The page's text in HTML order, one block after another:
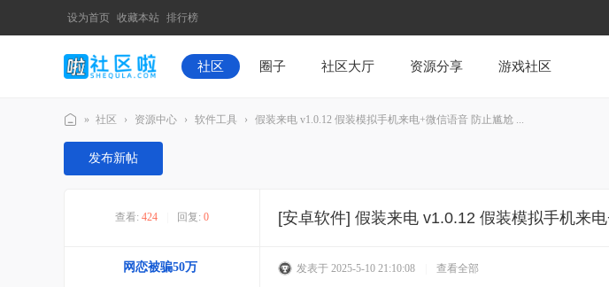
设为首页 收藏本站 排行榜
社区 圈子 社区大厅 资源分享 游戏社区
社
区
» 社区 › 资源中心 › 软件工具 › 假装来电 v1.0.12 假装模拟手机来电+微信语音 防止尴尬 ...
发布新帖
查看: 424 回复: 0 [安卓软件] 假装来电 v1.0.12 假装模拟手机来
网恋被骗50万 发表于 2025-5-10 21:10:08 查看全部